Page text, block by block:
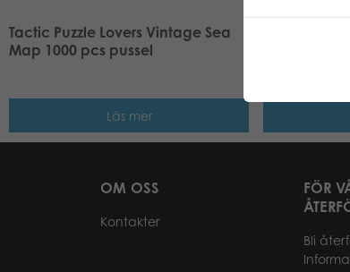
Tactic Puzzle Lovers Vintage Sea
Map 1000 pcs pussel
Läs mer
OM OSS
Kontakter
FÖR
Bli